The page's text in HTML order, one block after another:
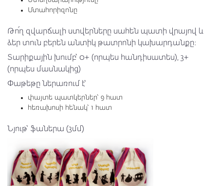
Մտահորիզոնը
Թո՛ղ զվարճալի ստվերները սահեն պատի վրայով և
ձեր տուն բերեն անտիկ թատրոնի կախարդանքը։
Տարիքային խումբ՝ 0+ (որպես հանդիսատես), 3+
(որպես մասնակից)
Փաթեթը ներառում է՝
փայտե պատկերներ՝ 9 հատ
հեռախոսի հենակ՝ 1 հատ
Նյութ՝ ֆաներա (3մմ)